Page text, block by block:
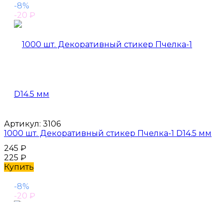
-8%
-20 ₽
Артикул: 3106
1000 шт. Декоративный стикер Пчелка-1 D14.5 мм
245 ₽
225 ₽
Купить
-8%
-20 ₽